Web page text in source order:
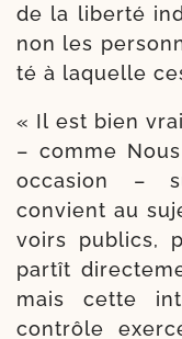
de la liber­té
non les
té à laquelle
« Il est bien
– comme
occa­sion –
convient au
voirs publics,
par­tît
mais cette
contrôle